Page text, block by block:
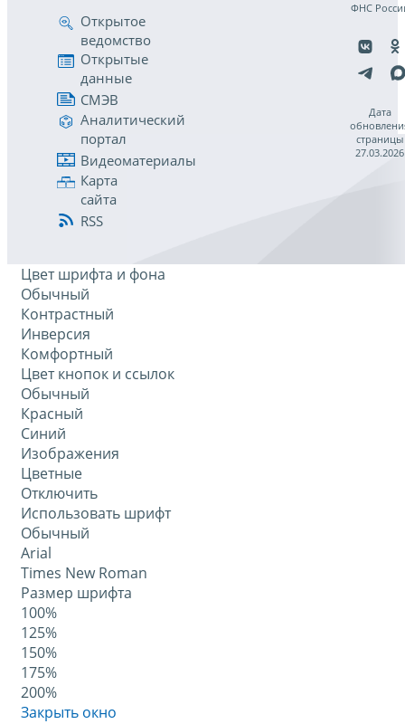
Открытое
ведомство
Открытые
данные
СМЭВ
Аналитический
портал
Видеоматериалы
Карта
сайта
RSS
ФНС
Дата
страницы
27.03.2026
Цвет шрифта и фона
Обычный
Контрастный
Инверсия
Комфортный
Цвет кнопок и ссылок
Обычный
Красный
Синий
Изображения
Цветные
Отключить
Использовать шрифт
Обычный
Arial
Times New Roman
Размер шрифта
100%
125%
150%
175%
200%
Закрыть окно